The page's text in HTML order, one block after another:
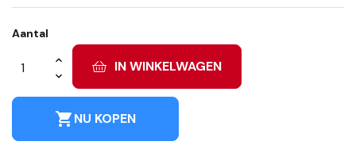
Aantal
IN WINKELWAGEN
shopping_cartNU KOPEN